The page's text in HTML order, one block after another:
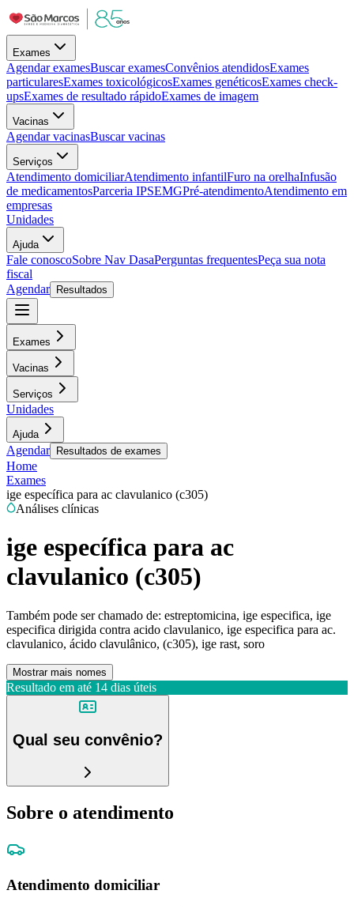
Exames
Agendar examesBuscar examesConvênios atendidosExames
particularesExames toxicológicosExames genéticosExames check-
upsExames de resultado rápidoExames de imagem
Vacinas
Agendar vacinasBuscar vacinas
Serviços
Atendimento domiciliarAtendimento infantilFuro na orelhaInfusão
de medicamentosParceria IPSEMGPré-atendimentoAtendimento em
empresas
Unidades
Ajuda
Fale conoscoSobre Nav DasaPerguntas frequentesPeça sua nota
fiscal
Agendar
Resultados
Exames
Vacinas
Serviços
Unidades
Ajuda
Agendar Resultados de exames
Home
Exames
ige específica para ac clavulanico (c305)
Análises clínicas
ige específica para ac
clavulanico (c305)
Também pode ser chamado de: estreptomicina, ige especifica, ige
especifica dirigida contra acido clavulanico, ige especifica para ac.
clavulanico, ácido clavulânico, (c305), ige rast, soro
Mostrar mais nomes
Resultado em até 14 dias úteis
Qual seu convênio?
Sobre o atendimento
Atendimento domiciliar